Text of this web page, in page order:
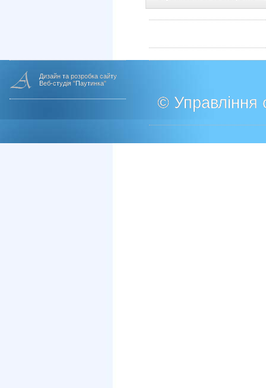
Дизайн та розробка сайту
Веб-студія "Паутинка"
© Управління